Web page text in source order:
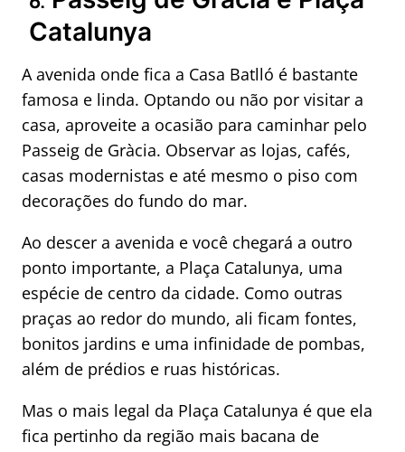
Catalunya
A avenida onde fica a Casa Batlló é bastante
famosa e linda. Optando ou não por visitar a
casa, aproveite a ocasião para caminhar pelo
Passeig de Gràcia. Observar as lojas, cafés,
casas modernistas e até mesmo o piso com
decorações do fundo do mar.
Ao descer a avenida e você chegará a outro
ponto importante, a Plaça Catalunya, uma
espécie de centro da cidade. Como outras
praças ao redor do mundo, ali ficam fontes,
bonitos jardins e uma infinidade de pombas,
além de prédios e ruas históricas.
Mas o mais legal da Plaça Catalunya é que ela
fica pertinho da região mais bacana de